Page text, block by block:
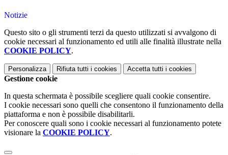
Notizie
Questo sito o gli strumenti terzi da questo utilizzati si avvalgono di
cookie necessari al funzionamento ed utili alle finalità illustrate nella
COOKIE POLICY.
Personalizza Rifiuta tutti i cookies Accetta tutti i cookies
Gestione cookie
In questa schermata è possibile scegliere quali cookie consentire.
I cookie necessari sono quelli che consentono il funzionamento della
piattaforma e non è possibile disabilitarli.
Per conoscere quali sono i cookie necessari al funzionamento potete
visionare la COOKIE POLICY.